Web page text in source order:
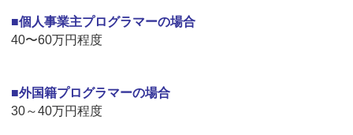
■個人事業主プログラマーの場合
40〜60万円程度
■外国籍プログラマーの場合
30～40万円程度